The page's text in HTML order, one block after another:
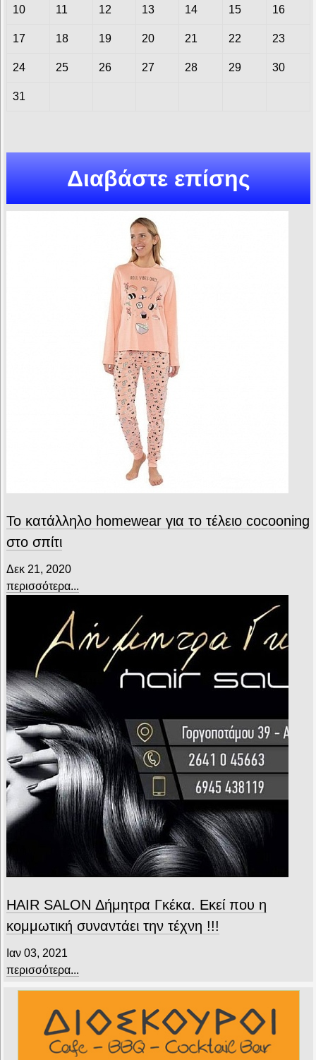
10 11 12 13 14 15 16
17 18 19 20 21 22 23
24 25 26 27 28 29 30
31
Διαβάστε επίσης
Το κατάλληλο homewear για το τέλειο cocooning
στο σπίτι
Δεκ 21, 2020
περισσότερα...
HAIR SALON Δήμητρα Γκέκα. Εκεί που η
κομμωτική συναντάει την τέχνη !!!
Ιαν 03, 2021
περισσότερα...